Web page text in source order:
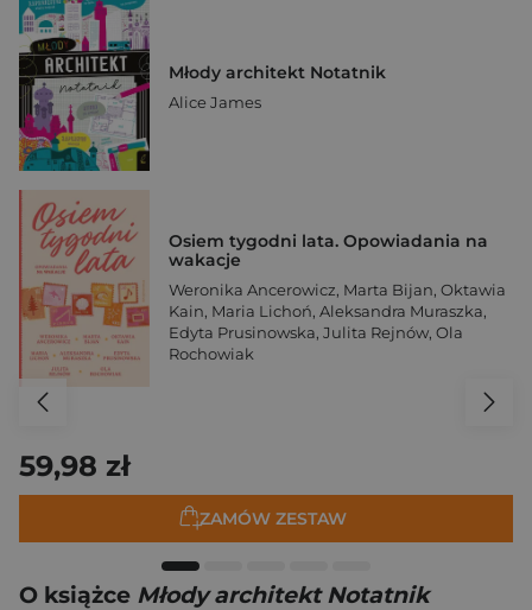
Młody architekt Notatnik
Alice James
Osiem tygodni lata. Opowiadania na
wakacje
Weronika Ancerowicz, Marta Bijan, Oktawia
Kain, Maria Lichoń, Aleksandra Muraszka,
Edyta Prusinowska, Julita Rejnów, Ola
Rochowiak
59,98 zł
ZAMÓW ZESTAW
O książce Młody architekt Notatnik